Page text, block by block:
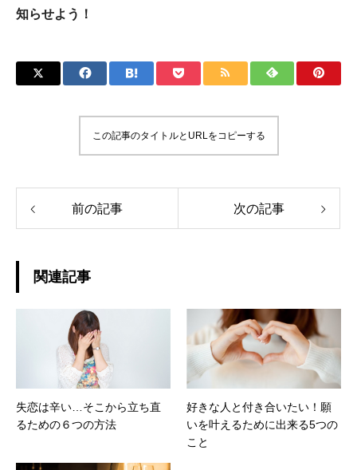
知らせよう！
この記事のタイトルとURLをコピーする
前の記事 次の記事
関連記事
失恋は辛い…そこから立ち直
るための６つの方法
好きな人と付き合いたい！願
いを叶えるために出来る5つの
こと